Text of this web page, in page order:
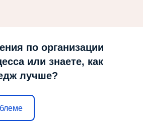
по организации
или знаете, как
лучше?